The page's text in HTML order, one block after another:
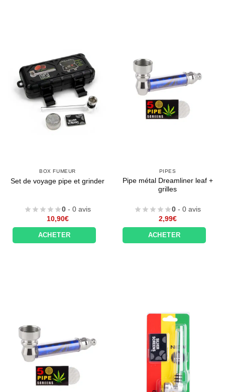
BOX FUMEUR
Set de voyage pipe et grinder
0 - 0 avis
10,90€
ACHETER
PIPES
Pipe métal Dreamliner leaf +
grilles
0 - 0 avis
2,99€
ACHETER